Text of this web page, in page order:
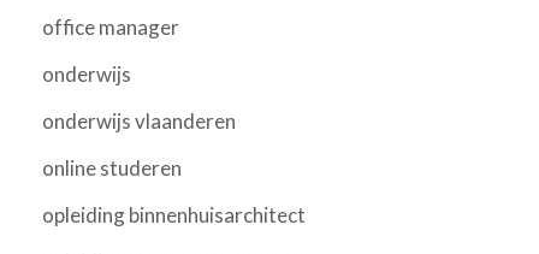
office manager
onderwijs
onderwijs vlaanderen
online studeren
opleiding binnenhuisarchitect